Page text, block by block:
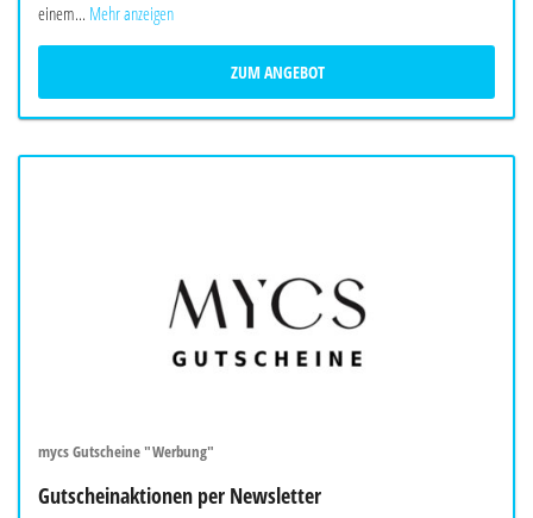
einem... Mehr anzeigen
ZUM ANGEBOT
mycs Gutscheine "Werbung"
Gutscheinaktionen per Newsletter